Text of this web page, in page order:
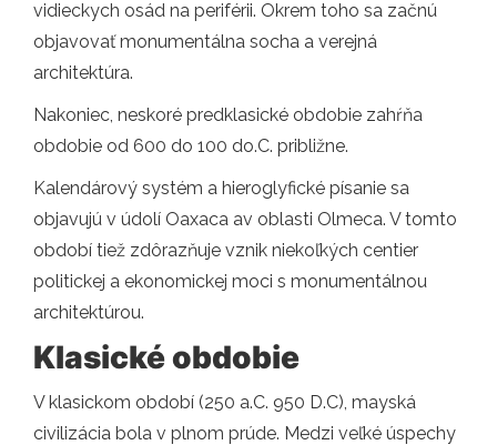
vidieckych osád na periférii. Okrem toho sa začnú
objavovať monumentálna socha a verejná
architektúra.
Nakoniec, neskoré predklasické obdobie zahŕňa
obdobie od 600 do 100 do.C. približne.
Kalendárový systém a hieroglyfické písanie sa
objavujú v údolí Oaxaca av oblasti Olmeca. V tomto
období tiež zdôrazňuje vznik niekoľkých centier
politickej a ekonomickej moci s monumentálnou
architektúrou.
Klasické obdobie
V klasickom období (250 a.C. 950 D.C), mayská
civilizácia bola v plnom prúde. Medzi veľké úspechy